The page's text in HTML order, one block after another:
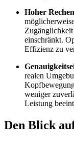
Hoher
Zugänglichkeit
einschränkt.
Effizienz zu
realen
weniger
Leistung
Den Blick